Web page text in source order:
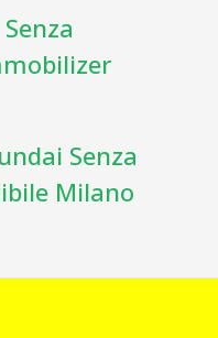
Senza
Milano